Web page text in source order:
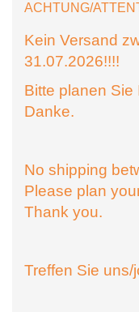
ACHTUNG/
Kein Versand
31.07.2026!!!!
Bitte planen
Danke.
No shipping
Please plan
Thank you.
Treffen Sie uns/